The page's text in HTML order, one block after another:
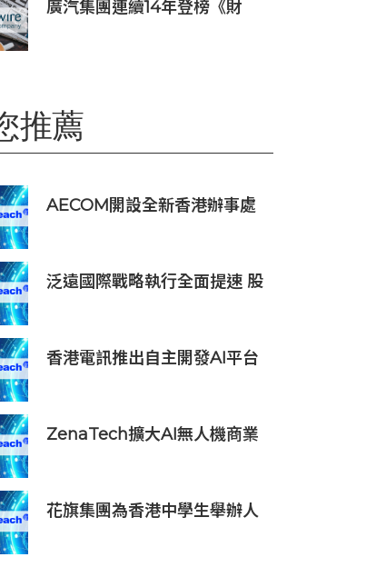
廣汽集團連續14年登榜《財
推薦
AECOM開設全新香港辦事處
泛遠國際戰略執行全面提速 股
香港電訊推出自主開發AI平台
AI」
ZenaTech擴大AI無人機商業
花旗集團為香港中學生舉辦人